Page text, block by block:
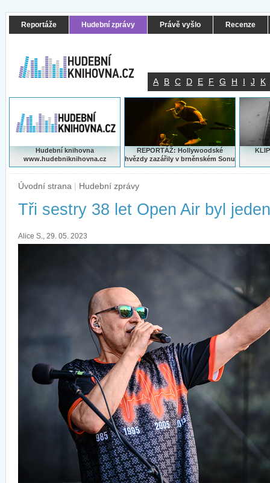
Reportáže Hudební zprávy Právě vyšlo Recenze
A B C D E F G H I J K
Hudební knihovna
www.hudebniknihovna.cz
REPORTÁŽ: Hollywoodské
hvězdy zazářily v brněnském Sonu
Úvodní strana | Hudební zprávy
Tři sestry 38 let Open Air byl
Alice S., 29. 05. 2023